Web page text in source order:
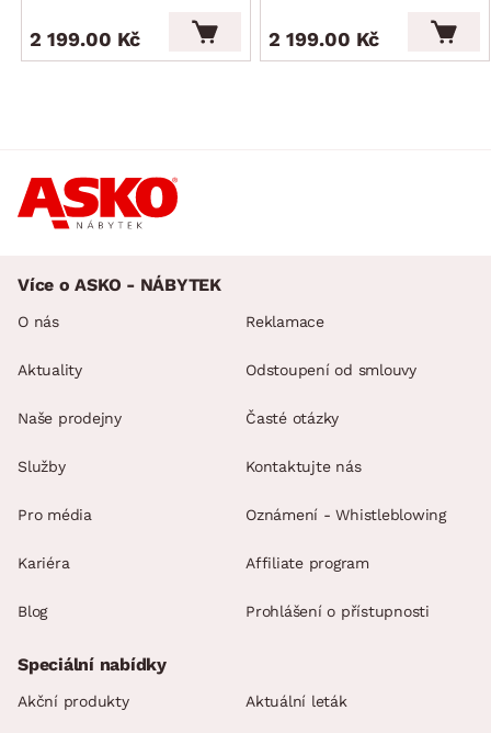
2 199.00 Kč 2 199.00 Kč
Více o ASKO - NÁBYTEK
O nás
Aktuality
Naše prodejny
Služby
Pro média
Kariéra
Blog
Reklamace
Odstoupení od smlouvy
Časté otázky
Kontaktujte nás
Oznámení - Whistleblowing
Affiliate program
Prohlášení o přístupnosti
Speciální nabídky
Akční produkty Aktuální leták